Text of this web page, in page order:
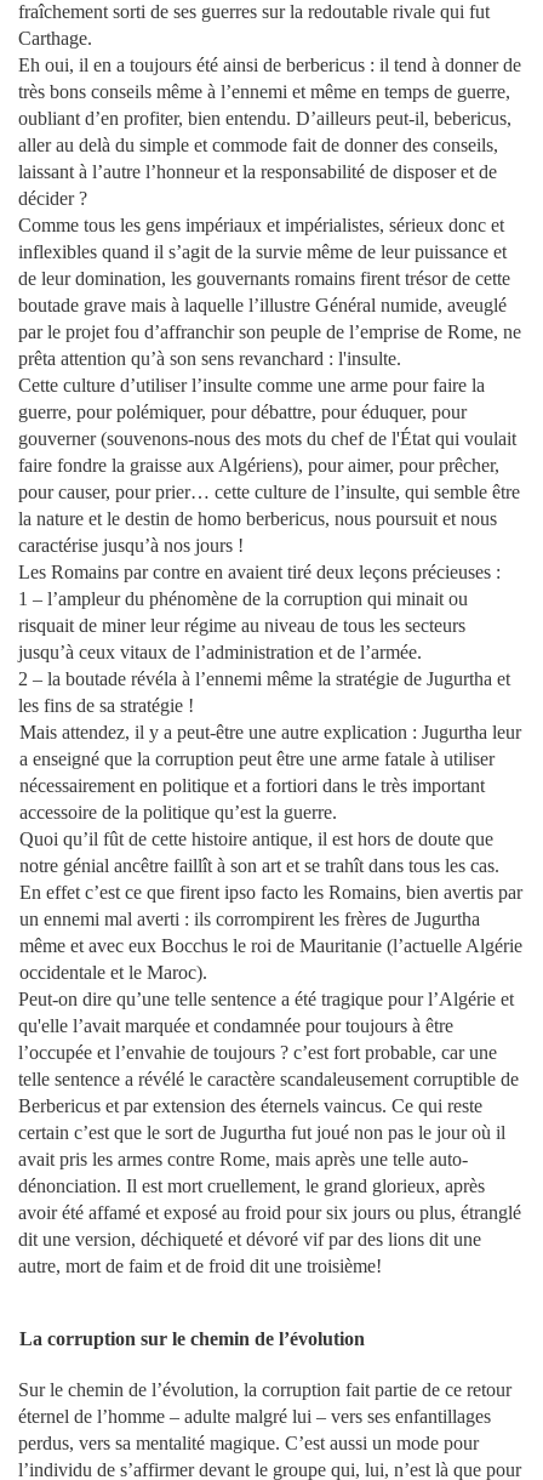
fraîchement sorti de ses guerres sur la redoutable rivale qui fut
Carthage.
Eh oui, il en a toujours été ainsi de berbericus : il tend à donner de
très bons conseils même à l’ennemi et même en temps de guerre,
oubliant d’en profiter, bien entendu. D’ailleurs peut-il, bebericus,
aller au delà du simple et commode fait de donner des conseils,
laissant à l’autre l’honneur et la responsabilité de disposer et de
décider ?
Comme tous les gens impériaux et impérialistes, sérieux donc et
inflexibles quand il s’agit de la survie même de leur puissance et
de leur domination, les gouvernants romains firent trésor de cette
boutade grave mais à laquelle l’illustre Général numide, aveuglé
par le projet fou d’affranchir son peuple de l’emprise de Rome, ne
prêta attention qu’à son sens revanchard : l'insulte.
Cette culture d’utiliser l’insulte comme une arme pour faire la
guerre, pour polémiquer, pour débattre, pour éduquer, pour
gouverner (souvenons-nous des mots du chef de l'État qui voulait
faire fondre la graisse aux Algériens), pour aimer, pour prêcher,
pour causer, pour prier… cette culture de l’insulte, qui semble être
la nature et le destin de homo berbericus, nous poursuit et nous
caractérise jusqu’à nos jours !
Les Romains par contre en avaient tiré deux leçons précieuses :
1 – l’ampleur du phénomène de la corruption qui minait ou
risquait de miner leur régime au niveau de tous les secteurs
jusqu’à ceux vitaux de l’administration et de l’armée.
2 – la boutade révéla à l’ennemi même la stratégie de Jugurtha et
les fins de sa stratégie !
Mais attendez, il y a peut-être une autre explication : Jugurtha leur
a enseigné que la corruption peut être une arme fatale à utiliser
nécessairement en politique et a fortiori dans le très important
accessoire de la politique qu’est la guerre.
Quoi qu’il fût de cette histoire antique, il est hors de doute que
notre génial ancêtre faillît à son art et se trahît dans tous les cas.
En effet c’est ce que firent ipso facto les Romains, bien avertis par
un ennemi mal averti : ils corrompirent les frères de Jugurtha
même et avec eux Bocchus le roi de Mauritanie (l’actuelle Algérie
occidentale et le Maroc).
Peut-on dire qu’une telle sentence a été tragique pour l’Algérie et
qu'elle l’avait marquée et condamnée pour toujours à être
l’occupée et l’envahie de toujours ? c’est fort probable, car une
telle sentence a révélé le caractère scandaleusement corruptible de
Berbericus et par extension des éternels vaincus. Ce qui reste
certain c’est que le sort de Jugurtha fut joué non pas le jour où il
avait pris les armes contre Rome, mais après une telle auto-
dénonciation. Il est mort cruellement, le grand glorieux, après
avoir été affamé et exposé au froid pour six jours ou plus, étranglé
dit une version, déchiqueté et dévoré vif par des lions dit une
autre, mort de faim et de froid dit une troisième!
La corruption sur le chemin de l’évolution
Sur le chemin de l’évolution, la corruption fait partie de ce retour
éternel de l’homme – adulte malgré lui – vers ses enfantillages
perdus, vers sa mentalité magique. C’est aussi un mode pour
l’individu de s’affirmer devant le groupe qui, lui, n’est là que pour